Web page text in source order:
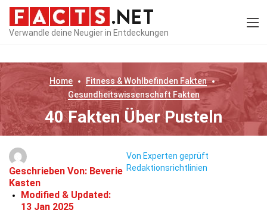
Verwandle deine Neugier in Entdeckungen
Home Fitness & Wohlbefinden Fakten
Gesundheitswissenschaft Fakten
40 Fakten Über Pusteln
Geschrieben Von: Beverie
Kasten
Modified & Updated:
13 Jan 2025
Von Experten geprüft
Redaktionsrichtlinien